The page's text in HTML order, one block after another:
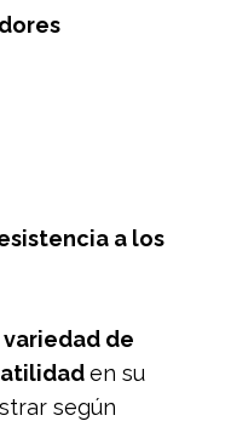
a los
de
en su
según